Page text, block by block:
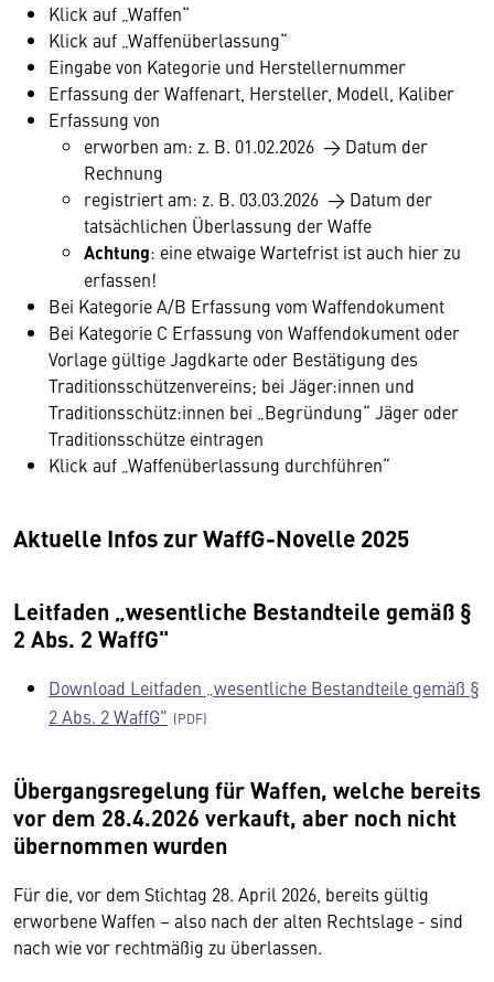
Klick auf „Waffen“
Klick auf „Waffenüberlassung“
Eingabe von Kategorie und Herstellernummer
Erfassung der Waffenart, Hersteller, Modell, Kaliber
Erfassung von
erworben am: z. B. 01.02.2026 → Datum der
Rechnung
registriert am: z. B. 03.03.2026 → Datum der
tatsächlichen Überlassung der Waffe
Achtung: eine etwaige Wartefrist ist auch hier zu
erfassen!
Bei Kategorie A/B Erfassung vom Waffendokument
Bei Kategorie C Erfassung von Waffendokument oder
Vorlage gültige Jagdkarte oder Bestätigung des
Traditionsschützenvereins; bei Jäger:innen und
Traditionsschütz:innen bei „Begründung“ Jäger oder
Traditionsschütze eintragen
Klick auf „Waffenüberlassung durchführen“
Aktuelle Infos zur WaffG-Novelle 2025
Leitfaden „wesentliche Bestandteile gemäß §
2 Abs. 2 WaffG"
Download Leitfaden „wesentliche Bestandteile gemäß §
2 Abs. 2 WaffG"
Übergangsregelung für Waffen, welche bereits
vor dem 28.4.2026 verkauft, aber noch nicht
übernommen wurden
Für die, vor dem Stichtag 28. April 2026, bereits gültig
erworbene Waffen – also nach der alten Rechtslage - sind
nach wie vor rechtmäßig zu überlassen.